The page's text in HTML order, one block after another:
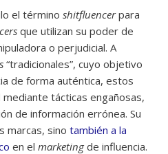
el término shitfluencerpara
que utilizan su poder de
o perjudicial. A
“tradicionales”, cuyo objetivo
de forma auténtica, estos
tácticas engañosas,
de información errónea. Su
marcas, sino también a la
en el marketingde influencia.